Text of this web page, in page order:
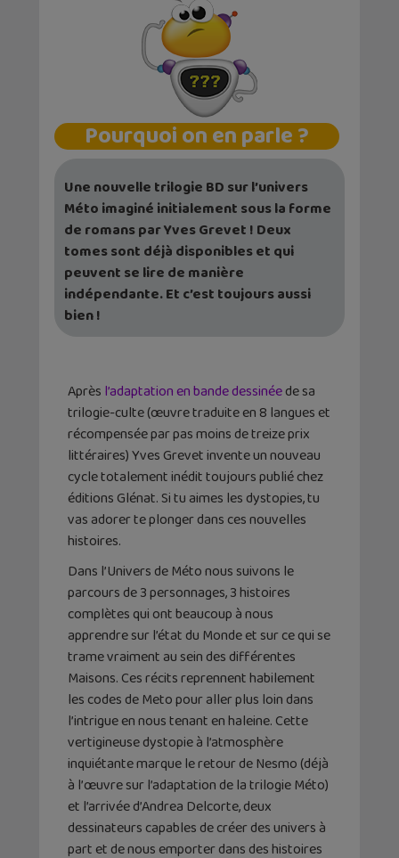
Pourquoi on en parle ?
Une nouvelle trilogie BD sur l’univers
Méto imaginé initialement sous la forme
de romans par Yves Grevet ! Deux
tomes sont déjà disponibles et qui
peuvent se lire de manière
indépendante. Et c’est toujours aussi
bien !
Après l’adaptation en bande dessinéede sa
trilogie-culte (œuvre traduite en 8 langues et
récompensée par pas moins de treize prix
littéraires) Yves Grevet invente un nouveau
cycle totalement inédit toujours publié chez
éditions Glénat. Si tu aimes les dystopies, tu
vas adorer te plonger dans ces nouvelles
histoires.
Dans l’Univers de Méto nous suivons le
parcours de 3 personnages, 3 histoires
complètes qui ont beaucoup à nous
apprendre sur l’état du Monde et sur ce qui se
trame vraiment au sein des différentes
Maisons. Ces récits reprennent habilement
les codes de Meto pour aller plus loin dans
l’intrigue en nous tenant en haleine. Cette
vertigineuse dystopie à l’atmosphère
inquiétante marque le retour de Nesmo (déjà
à l’œuvre sur l’adaptation de la trilogie Méto)
et l’arrivée d’Andrea Delcorte, deux
dessinateurs capables de créer des univers à
part et de nous emporter dans des histoires